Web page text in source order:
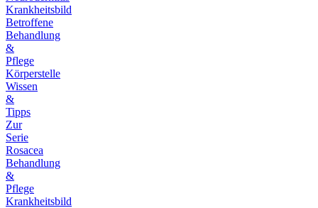
Krankheitsbild
Betroffene
Behandlung
&
Pflege
Körperstelle
Wissen
&
Tipps
Zur
Serie
Rosacea
Behandlung
&
Pflege
Krankheitsbild